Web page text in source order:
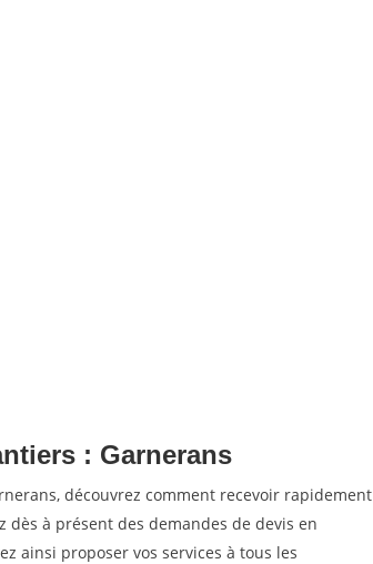
: Garnerans
découvrez comment recevoir rapidement
dès à présent des demandes de devis en
ainsi proposer vos services à tous les